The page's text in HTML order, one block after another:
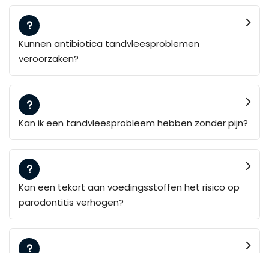
Kunnen antibiotica tandvleesproblemen
veroorzaken?
Kan ik een tandvleesprobleem hebben zonder pijn?
Kan een tekort aan voedingsstoffen het risico op
parodontitis verhogen?